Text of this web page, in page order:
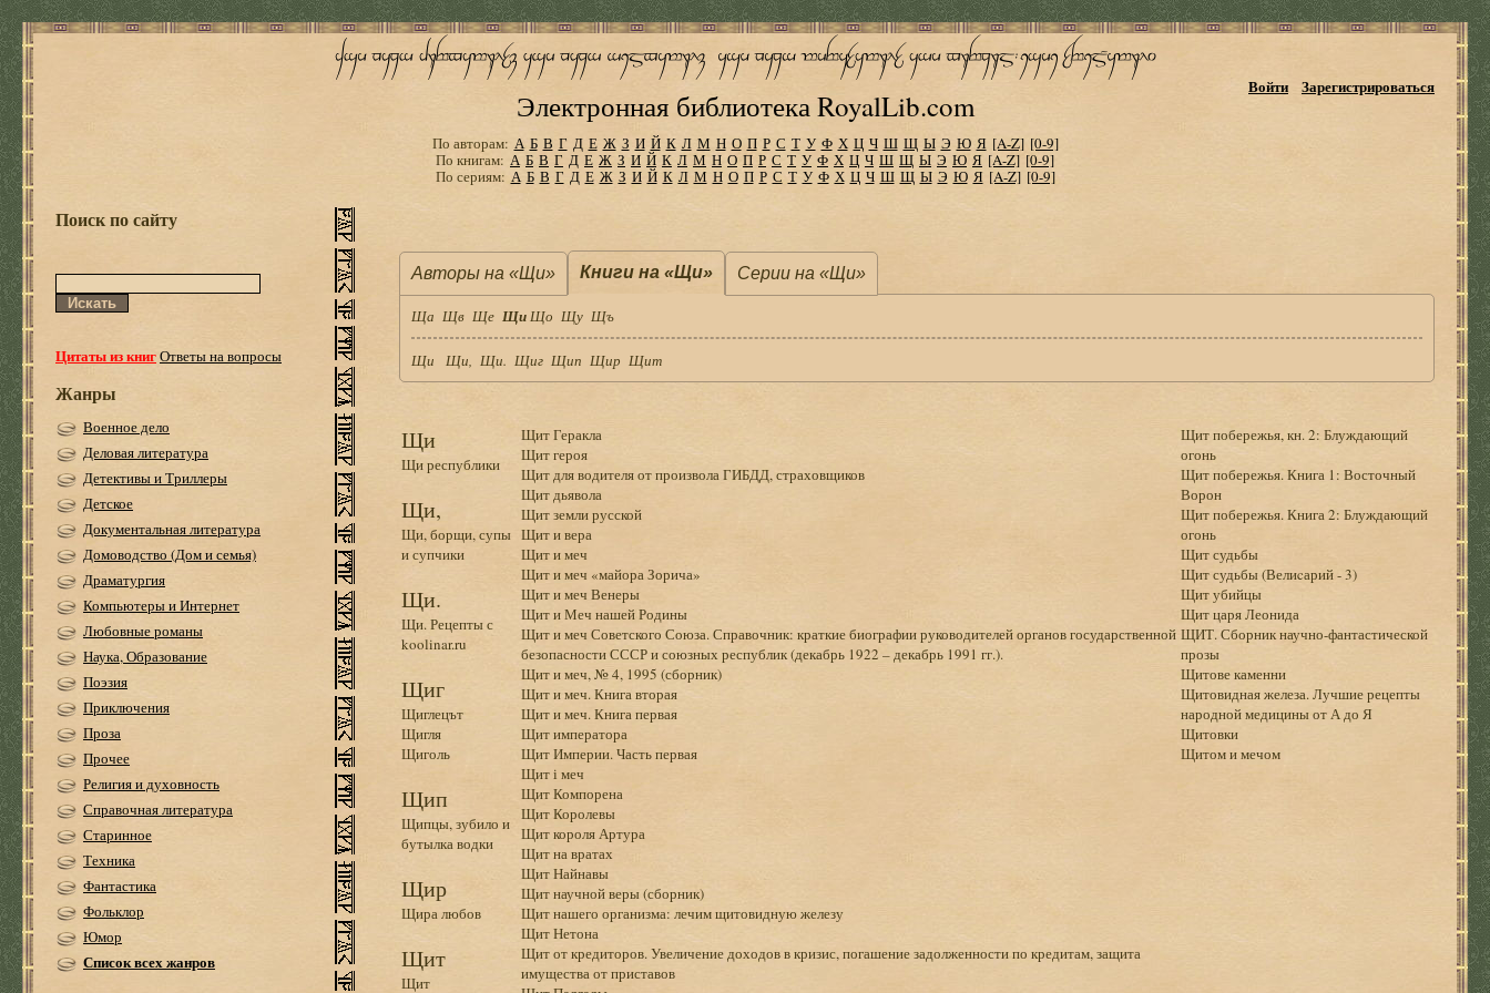
Электронная библиотека RoyalLib.com
Войти Зарегистрироваться
По авторам: А Б В Г Д Е Ж З И Й К Л М Н О П Р С Т У Ф Х Ц Ч Ш Щ Ы Э Ю Я [A-Z] [0-9]
По книгам: А Б В Г Д Е Ж З И Й К Л М Н О П Р С Т У Ф Х Ц Ч Ш Щ Ы Э Ю Я [A-Z] [0-9]
По сериям: А Б В Г Д Е Ж З И Й К Л М Н О П Р С Т У Ф Х Ц Ч Ш Щ Ы Э Ю Я [A-Z] [0-9]
Поиск по сайту
Цитаты из книгОтветы на вопросы
Жанры
Военное дело
Деловая литература
Детективы и Триллеры
Детское
Документальная литература
Домоводство (Дом и семья)
Драматургия
Компьютеры и Интернет
Любовные романы
Наука, Образование
Поэзия
Приключения
Проза
Прочее
Религия и духовность
Справочная литература
Старинное
Техника
Фантастика
Фольклор
Юмор
Список всех жанров
Авторы на «Щи» Книги на «Щи» Серии на «Щи»
Ща Щв Ще ЩиЩо Щу Щъ
Щи Щи, Щи. Щиг Щип Щир Щит
Щи
Щи республики
Щи,
Щи, борщи, супы
и супчики
Щи.
Щи. Рецепты с
koolinar.ru
Щиг
Щиглецът
Щигля
Щиголь
Щип
Щипцы, зубило и
бутылка водки
Щир
Щира любов
Щит
Щит
Щит Геракла
Щит героя
Щит для водителя от произвола ГИБДД, страховщиков
Щит дьявола
Щит земли русской
Щит и вера
Щит и меч
Щит и меч «майора Зорича»
Щит и меч Венеры
Щит и Меч нашей Родины
Щит и меч Советского Союза. Справочник: краткие биографии руководителей органов государственной
безопасности СССР и союзных республик (декабрь 1922 – декабрь 1991 гг.).
Щит и меч, № 4, 1995 (сборник)
Щит и меч. Книга вторая
Щит и меч. Книга первая
Щит императора
Щит Империи. Часть первая
Щит і меч
Щит Компорена
Щит Королевы
Щит короля Артура
Щит на вратах
Щит Найнавы
Щит научной веры (сборник)
Щит нашего организма: лечим щитовидную железу
Щит Нетона
Щит от кредиторов. Увеличение доходов в кризис, погашение задолженности по кредитам, защита
имущества от приставов
Щит побережья, кн. 2: Блуждающий
огонь
Щит побережья. Книга 1: Восточный
Ворон
Щит побережья. Книга 2: Блуждающий
огонь
Щит судьбы
Щит судьбы (Велиcарий - 3)
Щит убийцы
Щит царя Леонида
ЩИТ. Сборник научно-фантастической
прозы
Щитове каменни
Щитовидная железа. Лучшие рецепты
народной медицины от А до Я
Щитовки
Щитом и мечом